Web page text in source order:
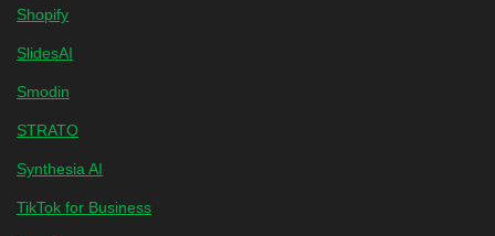
Shopify
SlidesAI
Smodin
STRATO
Synthesia AI
TikTok for Business